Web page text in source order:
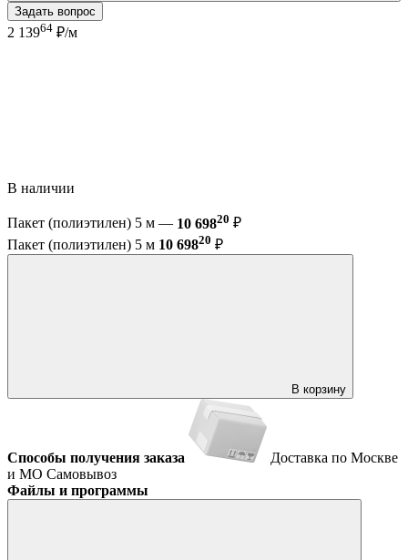
Задать вопрос
2 13964 ₽/м
В наличии
Пакет (полиэтилен) 5 м — 10 69820 ₽
Пакет (полиэтилен) 5 м 10 69820 ₽
В корзину
Способы получения заказа
Доставка по Москве
и МО Самовывоз
Файлы и программы